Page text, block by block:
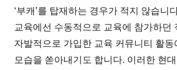
‘부캐’를 탑재하는 경우가 적지 않습니
교육에선 수동적으로 교육에 참가하던
자발적으로 가입한 교육 커뮤니티 활동
모습을 쏟아내기도 합니다. 이러한 현